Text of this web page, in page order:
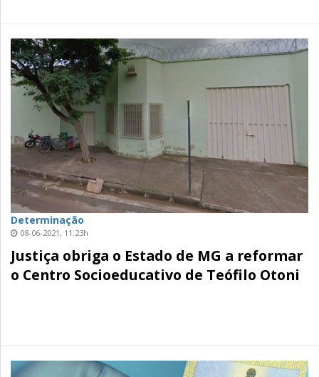
Determinação
08-06-2021, 11:23h
Justiça obriga o Estado de MG a reformar
o Centro Socioeducativo de Teófilo Otoni